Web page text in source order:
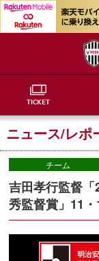
TICKET
ニュース/レポ
チーム
吉田孝行監督
秀監督賞」11